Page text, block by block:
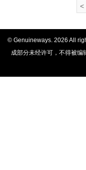
<
© Genuineways. 2026 All
成部分未经许可，不得被